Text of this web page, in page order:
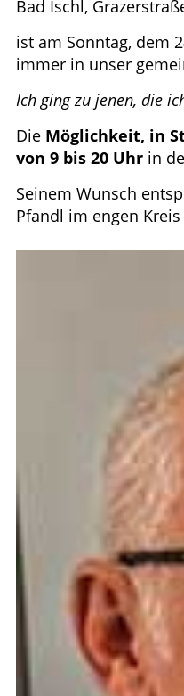
Bad Ischl,
ist am Sonntag, dem
immer in unser
Ich ging zu jenen, die
Die Möglichkeit, in
von 9 bis 20 Uhr in
Seinem Wunsch
Pfandl im engen